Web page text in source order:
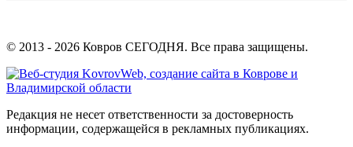
© 2013 - 2026 Ковров СЕГОДНЯ. Все права защищены.
Редакция не несет ответственности за достоверность
информации, содержащейся в рекламных публикациях.